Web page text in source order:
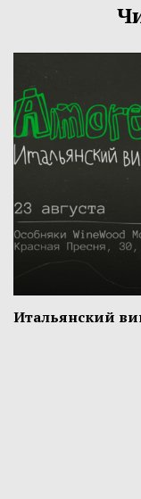
Итальянский